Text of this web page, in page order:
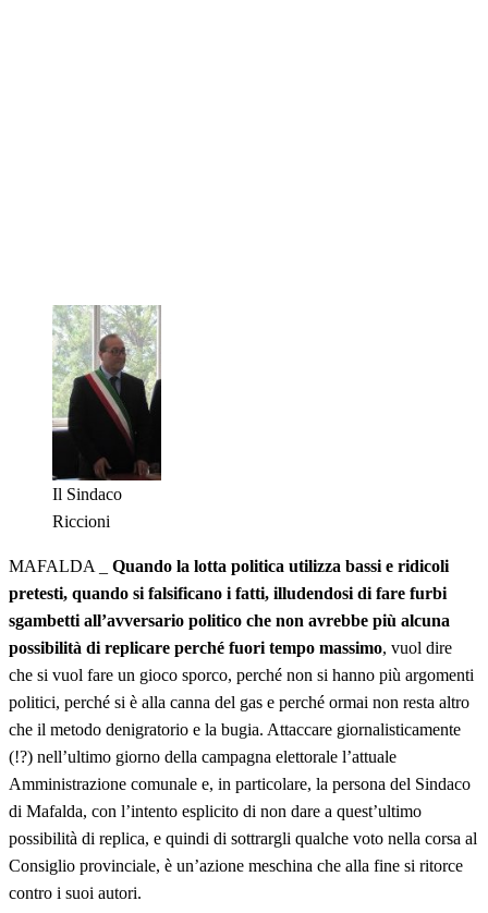
Il Sindaco
Riccioni
MAFALDA _ Quando la lotta politica utilizza bassi e ridicoli
pretesti, quando si falsificano i fatti, illudendosi di fare furbi
sgambetti all’avversario politico che non avrebbe più alcuna
possibilità di replicare perché fuori tempo massimo, vuol dire
che si vuol fare un gioco sporco, perché non si hanno più argomenti
politici, perché si è alla canna del gas e perché ormai non resta altro
che il metodo denigratorio e la bugia. Attaccare giornalisticamente
(!?) nell’ultimo giorno della campagna elettorale l’attuale
Amministrazione comunale e, in particolare, la persona del Sindaco
di Mafalda, con l’intento esplicito di non dare a quest’ultimo
possibilità di replica, e quindi di sottrargli qualche voto nella corsa al
Consiglio provinciale, è un’azione meschina che alla fine si ritorce
contro i suoi autori.